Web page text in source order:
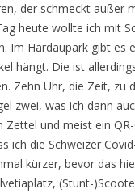
der schmeckt außer
heute wollte ich mit
Im Hardaupark gibt es
hängt. Die ist
Zehn Uhr, die Zeit, zu
zwei, was ich dann
und meist ein
die Schweizer
kürzer, bevor das
(Stunt-